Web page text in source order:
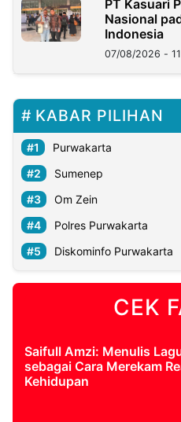
PT Kasuari
Nasional
Indonesia
07/08/2026 -
KABAR PILIHAN
Purwakarta
Sumenep
Om Zein
Polres Purwakarta
Diskominfo Purwakarta
CEK
Saifull Amzi: Menulis
sebagai Cara Merekam
Kehidupan